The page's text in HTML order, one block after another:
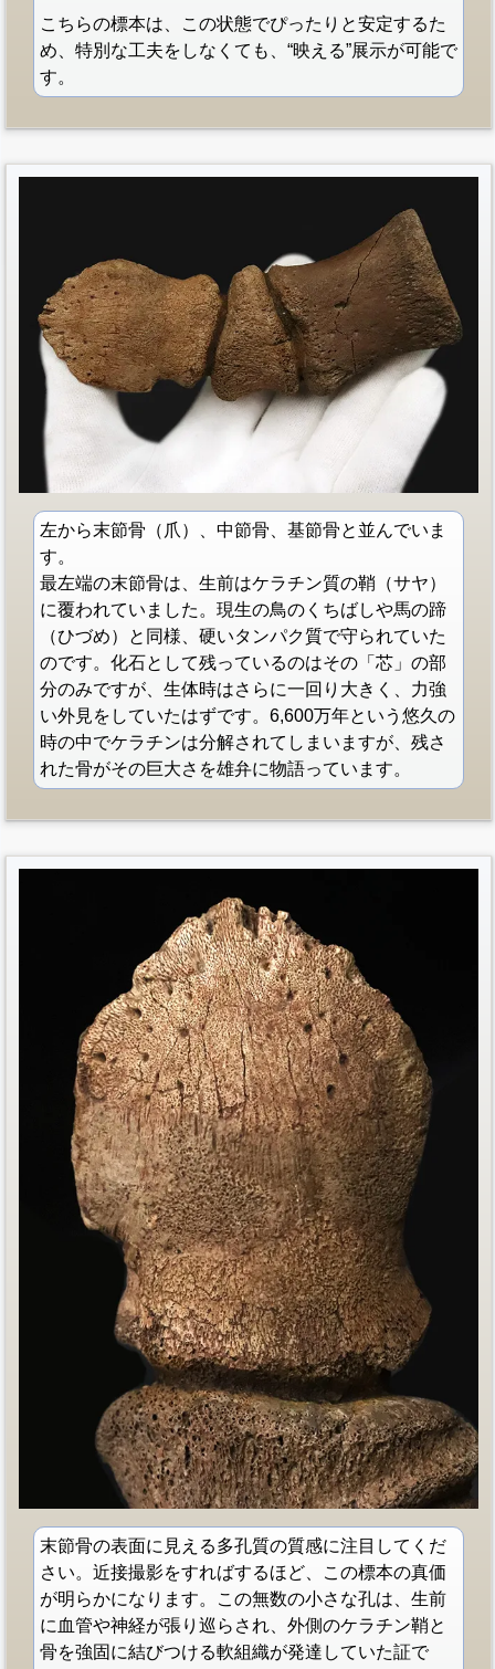
こちらの標本は、この状態でぴったりと安定するた
め、特別な工夫をしなくても、“映える”展示が可能で
す。
左から末節骨（爪）、中節骨、基節骨と並んでいま
す。
最左端の末節骨は、生前はケラチン質の鞘（サヤ）
に覆われていました。現生の鳥のくちばしや馬の蹄
（ひづめ）と同様、硬いタンパク質で守られていた
のです。化石として残っているのはその「芯」の部
分のみですが、生体時はさらに一回り大きく、力強
い外見をしていたはずです。6,600万年という悠久の
時の中でケラチンは分解されてしまいますが、残さ
れた骨がその巨大さを雄弁に物語っています。
末節骨の表面に見える多孔質の質感に注目してくだ
さい。近接撮影をすればするほど、この標本の真価
が明らかになります。この無数の小さな孔は、生前
に血管や神経が張り巡らされ、外側のケラチン鞘と
骨を強固に結びつける軟組織が発達していた証で